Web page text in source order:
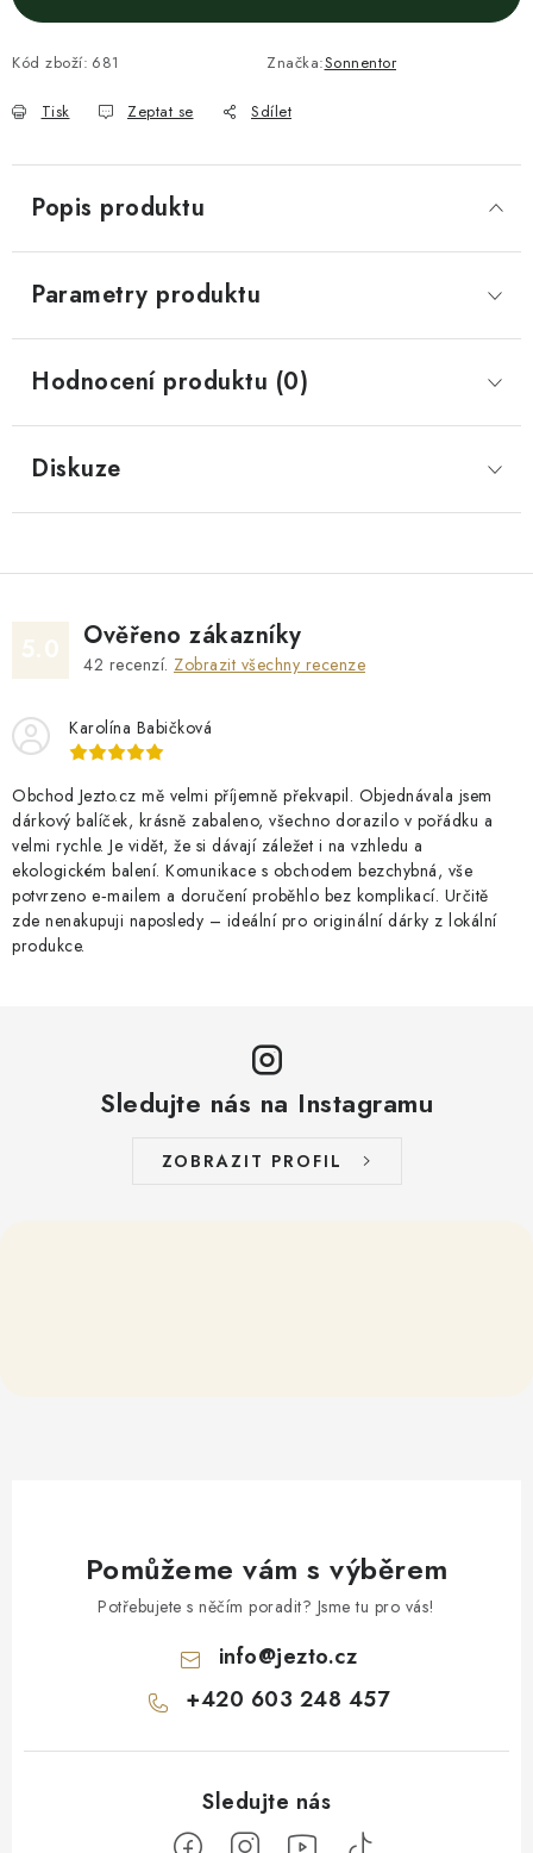
Kód zboží: 681 Značka:Sonnentor
Tisk Zeptat se Sdílet
Popis produktu
Parametry produktu
Hodnocení produktu (0)
Diskuze
Ověřeno zákazníky
42 recenzí. Zobrazit všechny recenze
Karolína Babičková
Obchod Jezto.cz mě velmi příjemně překvapil. Objednávala jsem
dárkový balíček, krásně zabaleno, všechno dorazilo v pořádku a
velmi rychle. Je vidět, že si dávají záležet i na vzhledu a
ekologickém balení. Komunikace s obchodem bezchybná, vše
potvrzeno e‑mailem a doručení proběhlo bez komplikací. Určitě
zde nenakupuji naposledy – ideální pro originální dárky z lokální
produkce.
Sledujte nás na Instagramu
ZOBRAZIT PROFIL
Pomůžeme vám s výběrem
Potřebujete s něčím poradit? Jsme tu pro vás!
info@jezto.cz
+420 603 248 457